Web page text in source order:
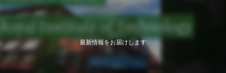
最新情報をお届けします